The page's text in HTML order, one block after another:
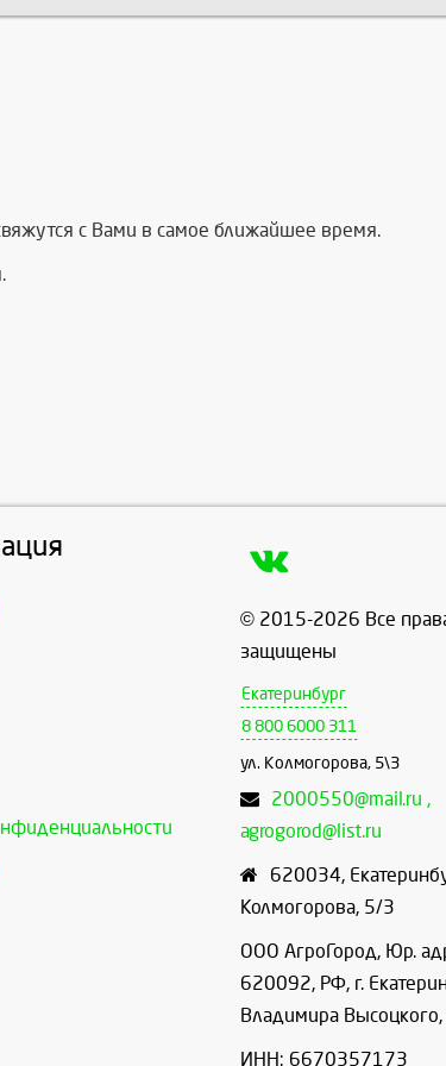
с Вами в самое ближайшее время.
© 2015-2026 Все
защищены
Екатеринбург
8 800 6000 311
ул. Колмогорова, 5\3
2000550@mail.ru ,
agrogorod@list.ru
620034,
Колмогорова, 5/3
ООО АгроГород, Юр.
620092, РФ, г.
Владимира
ИНН: 6670357173